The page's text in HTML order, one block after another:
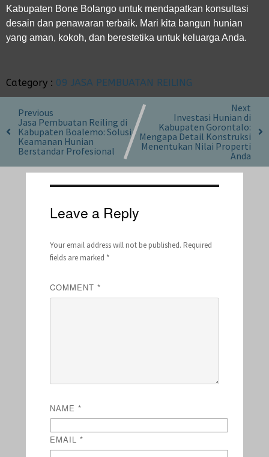
Kabupaten Bone Bolango untuk mendapatkan konsultasi
desain dan penawaran terbaik. Mari kita bangun hunian
yang aman, kokoh, dan berestetika untuk keluarga Anda.
Category : 09 JASA PEMBUATAN REILING
Previous
Jasa Pembuatan Reiling di
Kabupaten Boalemo: Solusi
Keamanan Hunian
Berstandar Profesional
Next
Investasi Hunian di
Kabupaten Gorontalo:
Mengapa Detail Konstruksi
Menentukan Nilai Properti
Anda
Leave a Reply
Your email address will not be published. Required
fields are marked *
COMMENT *
NAME *
EMAIL *